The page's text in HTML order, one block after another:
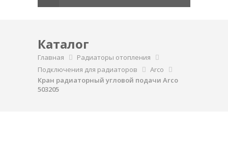
Каталог
Главная
Радиаторы отопления
Подключения для радиаторов
Arco
Кран радиаторный угловой подачи Arco
503205